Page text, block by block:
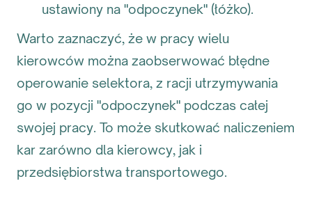
ustawiony na "odpoczynek" (łóżko).
Warto zaznaczyć, że w pracy wielu
kierowców można zaobserwować błędne
operowanie selektora, z racji utrzymywania
go w pozycji "odpoczynek" podczas całej
swojej pracy. To może skutkować naliczeniem
kar zarówno dla kierowcy, jak i
przedsiębiorstwa transportowego.